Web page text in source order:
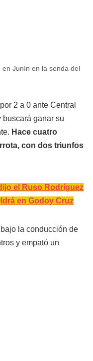
en Junín en la senda del
2 a 0 ante Central
ganar su
Hace cuatro
con dos triunfos
el Ruso Rodríguez
en Godoy Cruz
la conducción de
y empató un